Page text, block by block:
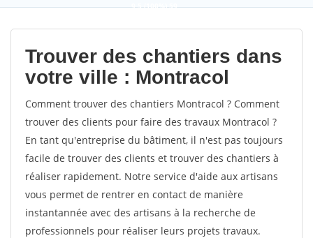
9,5(100%)59
votes
Trouver des chantiers dans
votre ville : Montracol
Comment trouver des chantiers Montracol ? Comment
trouver des clients pour faire des travaux Montracol ?
En tant qu'entreprise du bâtiment, il n'est pas toujours
facile de trouver des clients et trouver des chantiers à
réaliser rapidement. Notre service d'aide aux artisans
vous permet de rentrer en contact de manière
instantannée avec des artisans à la recherche de
professionnels pour réaliser leurs projets travaux.